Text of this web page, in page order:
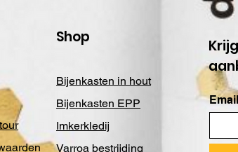
Shop
Bijenkasten in hout
Bijenkasten EPP
Imkerkledij
Varroa bestrijding